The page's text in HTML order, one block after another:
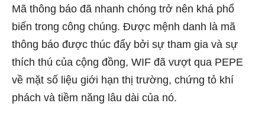
Mã thông báo đã nhanh chóng trở nên khá phổ
biến trong công chúng. Được mệnh danh là mã
thông báo được thúc đẩy bởi sự tham gia và sự
thích thú của cộng đồng, WIF đã vượt qua PEPE
về mặt số liệu giới hạn thị trường, chứng tỏ khí
phách và tiềm năng lâu dài của nó.